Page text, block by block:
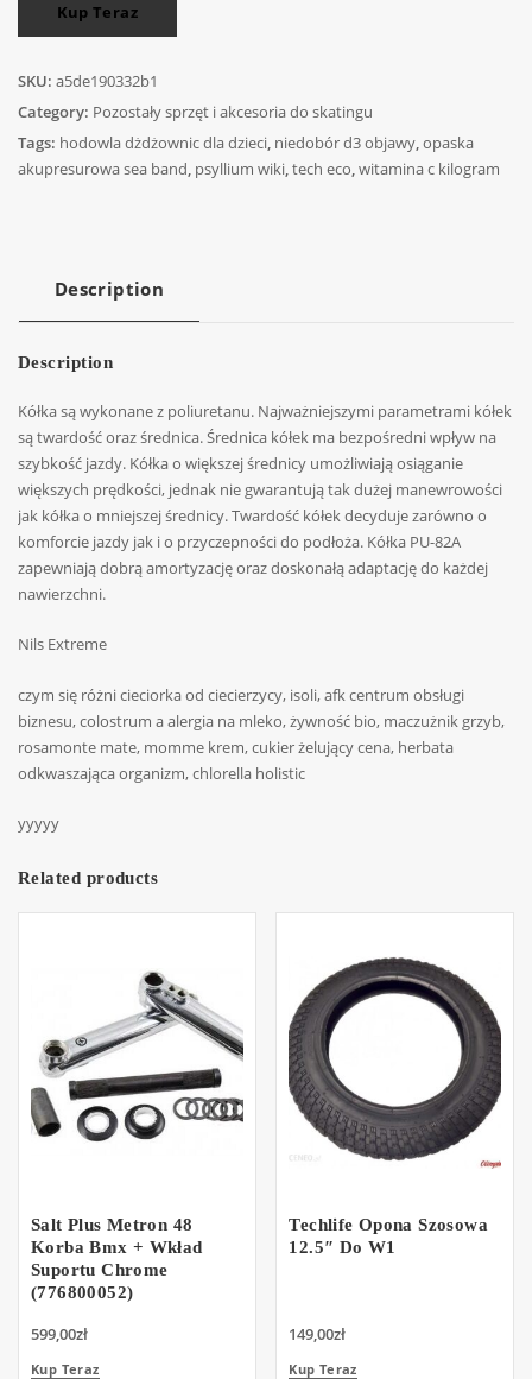
Kup Teraz
SKU: a5de190332b1
Category: Pozostały sprzęt i akcesoria do skatingu
Tags: hodowla dżdżownic dla dzieci, niedobór d3 objawy,opaska
akupresurowa sea band, psyllium wiki,tech eco,witamina c kilogram
Description
Description
Kółka są wykonane z poliuretanu. Najważniejszymi parametrami kółek
są twardość oraz średnica. Średnica kółek ma bezpośredni wpływ na
szybkość jazdy. Kółka o większej średnicy umożliwiają osiąganie
większych prędkości, jednak nie gwarantują tak dużej manewrowości
jak kółka o mniejszej średnicy. Twardość kółek decyduje zarówno o
komforcie jazdy jak i o przyczepności do podłoża. Kółka PU-82A
zapewniają dobrą amortyzację oraz doskonałą adaptację do każdej
nawierzchni.
Nils Extreme
czym się różni cieciorka od ciecierzycy, isoli, afk centrum obsługi
biznesu, colostrum a alergia na mleko, żywność bio, maczużnik grzyb,
rosamonte mate, momme krem, cukier żelujący cena, herbata
odkwaszająca organizm, chlorella holistic
yyyyy
Related products
Salt Plus Metron 48
Korba Bmx + Wkład
Suportu Chrome
(776800052)
599,00zł
Kup Teraz
Techlife Opona Szosowa
12.5″ Do W1
149,00zł
Kup Teraz